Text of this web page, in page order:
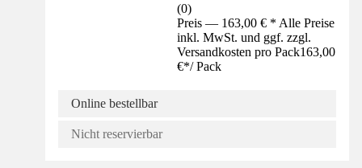
(0)
Preis — 163,00 € * Alle Preise
inkl. MwSt. und ggf. zzgl.
Versandkosten pro Pack163,00
€*/ Pack
Online bestellbar
Nicht reservierbar